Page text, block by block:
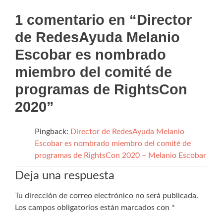
1 comentario en “Director
de RedesAyuda Melanio
Escobar es nombrado
miembro del comité de
programas de RightsCon
2020”
Pingback: Director de RedesAyuda Melanio
Escobar es nombrado miembro del comité de
programas de RightsCon 2020 – Melanio Escobar
Deja una respuesta
Tu dirección de correo electrónico no será publicada.
Los campos obligatorios están marcados con *